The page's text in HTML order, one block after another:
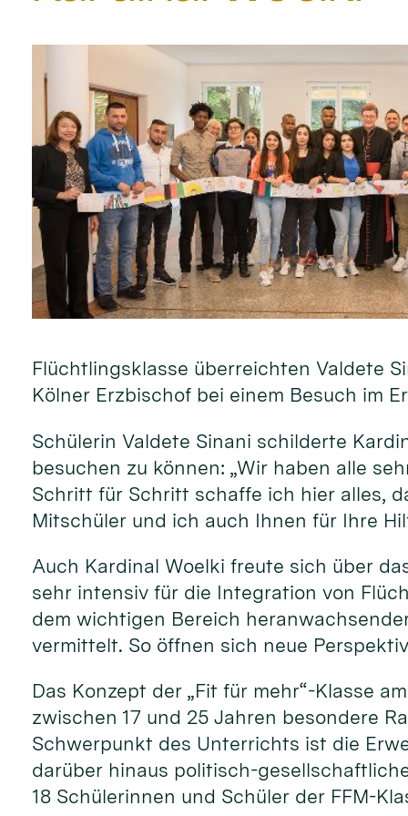
Flüchtlingsklasse überreichten Valdete
Kölner Erzbischof bei einem Besuch im
Schülerin Valdete Sinani schilderte
besuchen zu können: „Wir haben alle
Schritt für Schritt schaffe ich hier alles,
Mitschüler und ich auch Ihnen für Ihre
Auch Kardinal Woelki freute sich über
sehr intensiv für die Integration von
dem wichtigen Bereich
vermittelt. So öffnen sich neue
Das Konzept der „Fit für mehr“-Klasse
zwischen 17 und 25 Jahren besondere
Schwerpunkt des Unterrichts ist die
darüber hinaus politisch-
18 Schülerinnen und Schüler der FFM-